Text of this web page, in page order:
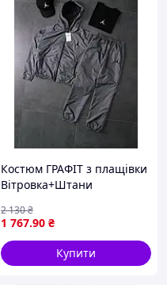
Костюм ГРАФІТ з плащівки
Вітровка+Штани
ЧОРНА JORDAN-мал
1 767.90 ₴
2 130₴
Купити